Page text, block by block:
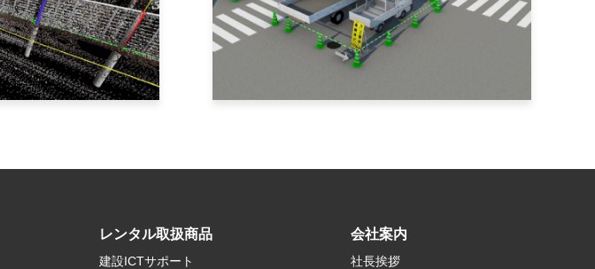
レンタル取扱商品
建設ICTサポート
会社案内
社長挨拶